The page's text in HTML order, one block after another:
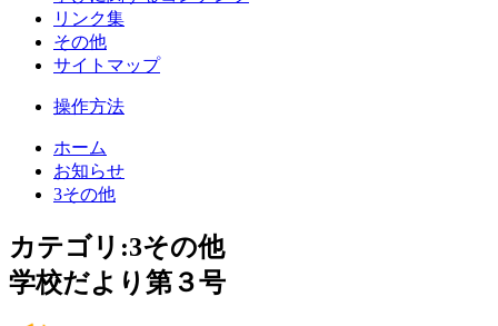
リンク集
その他
サイトマップ
操作方法
ホーム
お知らせ
3その他
カテゴリ:3その他
学校だより第３号